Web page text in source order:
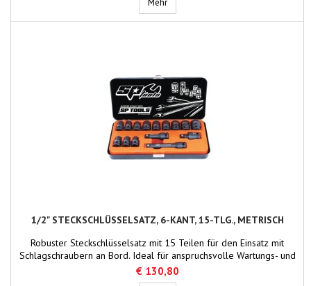
Mehr
1/2" STECKSCHLÜSSELSATZ, 6-KANT, 15-TLG., METRISCH
Robuster Steckschlüsselsatz mit 15 Teilen für den Einsatz mit
Schlagschraubern an Bord. Ideal für anspruchsvolle Wartungs- und
Reparaturarbeiten auf Schiffen.
€ 130,80